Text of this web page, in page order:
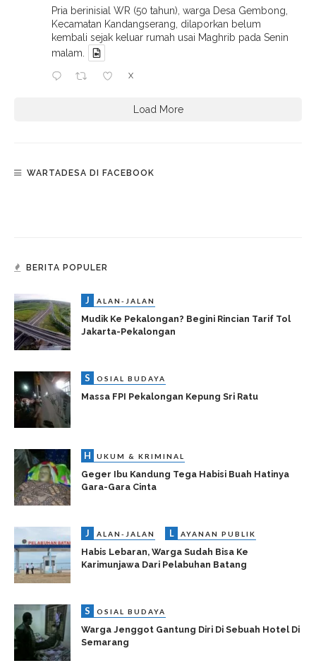
Pria berinisial WR (50 tahun), warga Desa Gembong,
Kecamatan Kandangserang, dilaporkan belum
kembali sejak keluar rumah usai Maghrib pada Senin
malam.
X
Load More
WARTADESA DI FACEBOOK
BERITA POPULER
J ALAN-JALAN
Mudik Ke Pekalongan? Begini Rincian Tarif Tol
Jakarta-Pekalongan
S OSIAL BUDAYA
Massa FPI Pekalongan Kepung Sri Ratu
H UKUM & KRIMINAL
Geger Ibu Kandung Tega Habisi Buah Hatinya
Gara-Gara Cinta
J ALAN-JALAN L AYANAN PUBLIK
Habis Lebaran, Warga Sudah Bisa Ke
Karimunjawa Dari Pelabuhan Batang
S OSIAL BUDAYA
Warga Jenggot Gantung Diri Di Sebuah Hotel Di
Semarang